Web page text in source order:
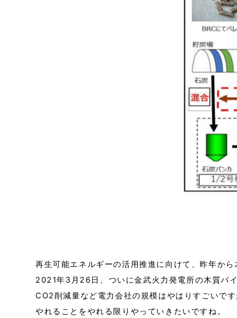
再生可能エネルギーの活用推進に向けて、昨年か
2021年3月26日、ついに金武火力発電所の木質バ
CO2削減量など電力会社の規模はやはりすごいで
やれることをやれる限りやっていきたいですね。